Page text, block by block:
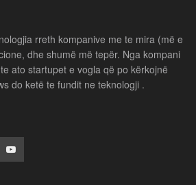
rreth kompanive me te mira (më e
dhe shumë më tepër. Nga kompani
ato startupet e vogla që po kërkojnë
do ketë te fundit ne teknologji .